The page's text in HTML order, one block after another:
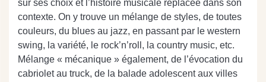
sur ses choix et l’histoire musicale replacée dans son
contexte. On y trouve un mélange de styles, de toutes
couleurs, du blues au jazz, en passant par le western
swing, la variété, le rock’n’roll, la country music, etc.
Mélange « mécanique » également, de l’évocation du
cabriolet au truck, de la balade adolescent aux villes